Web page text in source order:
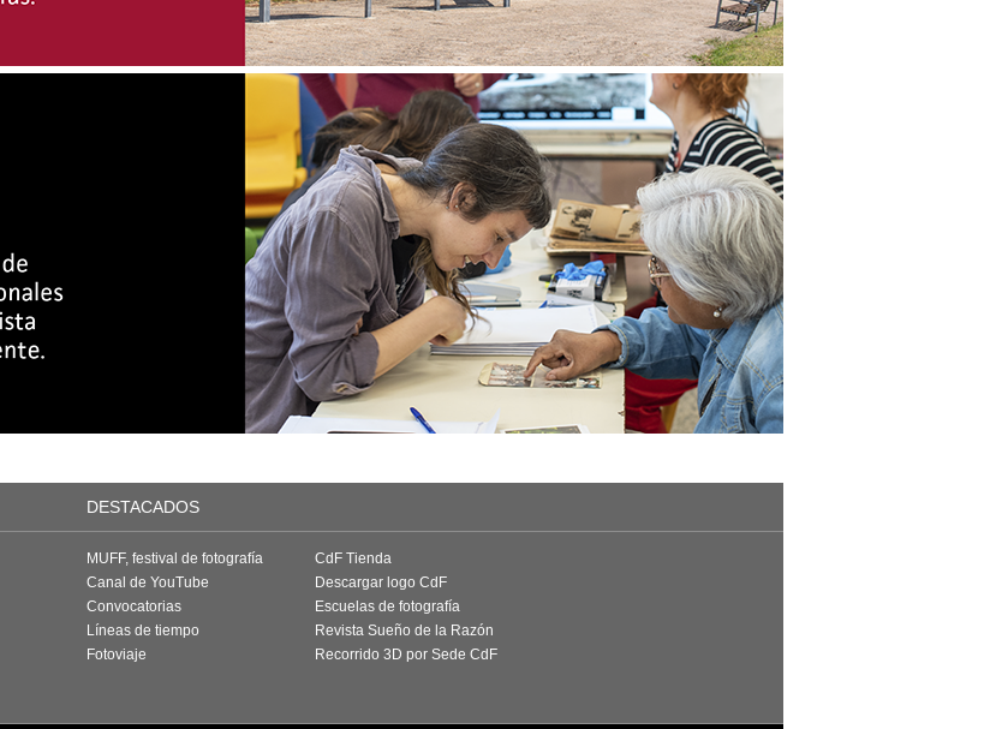
DESTACADOS
MUFF, festival de fotografía
Canal de YouTube
Convocatorias
Líneas de tiempo
Fotoviaje
CdF Tienda
Descargar logo CdF
Escuelas de fotografía
Revista Sueño de la Razón
Recorrido 3D por Sede CdF